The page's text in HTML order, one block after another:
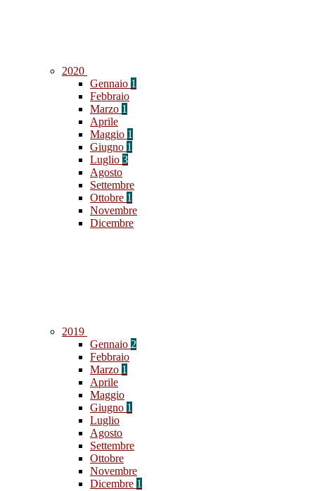
2020
Gennaio 1
Febbraio
Marzo 1
Aprile
Maggio 1
Giugno 1
Luglio 3
Agosto
Settembre
Ottobre 1
Novembre
Dicembre
2019
Gennaio 2
Febbraio
Marzo 1
Aprile
Maggio
Giugno 1
Luglio
Agosto
Settembre
Ottobre
Novembre
Dicembre 1